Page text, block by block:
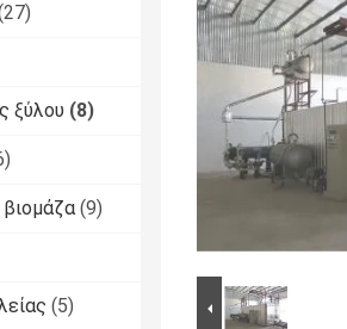
ξύλου (8)
(9)
(5)